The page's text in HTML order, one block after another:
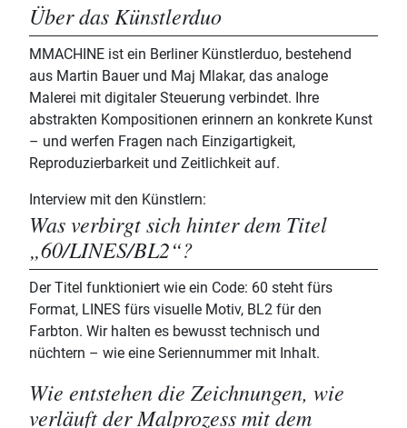
Über das Künstlerduo
MMACHINE ist ein Berliner Künstlerduo, bestehend
aus Martin Bauer und Maj Mlakar, das analoge
Malerei mit digitaler Steuerung verbindet. Ihre
abstrakten Kompositionen erinnern an konkrete Kunst
– und werfen Fragen nach Einzigartigkeit,
Reproduzierbarkeit und Zeitlichkeit auf.
Interview mit den Künstlern:
Was verbirgt sich hinter dem Titel
„60/LINES/BL2“?
Der Titel funktioniert wie ein Code: 60 steht fürs
Format, LINES fürs visuelle Motiv, BL2 für den
Farbton. Wir halten es bewusst technisch und
nüchtern – wie eine Seriennummer mit Inhalt.
Wie entstehen die Zeichnungen, wie
verläuft der Malprozess mit dem